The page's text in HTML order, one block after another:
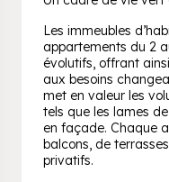
Les immeubles
appartements du 2
évolutifs, offrant
aux besoins
met en valeur les
tels que les lames
en façade. Chaque
balcons, de
privatifs.